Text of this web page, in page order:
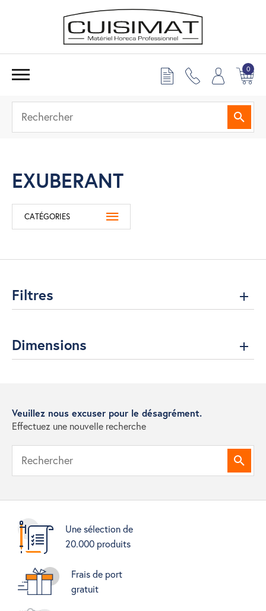
0
EXUBERANT
CATÉGORIES
Filtres
Dimensions
Veuillez nous excuser pour le désagrément.
Effectuez une nouvelle recherche
Une sélection de
20.000 produits
Frais de port
gratuit